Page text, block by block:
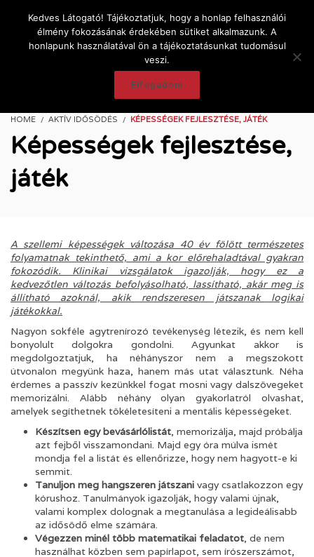
HOME AKTÍV IDŐSÖDÉS KÉPESSÉGEK FEJLESZTÉSE, JÁTÉK
Képességek fejlesztése,
játék
A szellemi képességek változása 40 év fölött természetes
folyamatnak tekinthető, ami a kor előrehaladtával gyakran
fokozódik. Klinikai vizsgálatok igazolják, hogy ez a
kedvezőtlen változás befolyásolható, lassítható, akár meg is
állítható azoknál, akik rendszeresen játszanak logikai
játékokkal.
Nagyon sokféle agytrenírozó tevékenység létezik, és nem kell
bonyolult dolgokra gondolni. Agyunkat akkor is
megdolgoztatjuk, ha néhányszor nem a megszokott
útvonalon megyünk haza, hanem más utat választunk. Néha
érdemes a passzív kezünkkel fogat mosni vagy dalszövegeket
memorizálni. Alább néhány olyan gyakorlatról olvashat,
amelyek segíthetnek tökéletesíteni a mentális képességeket.
Készítsen egy bevásárlólistát, memorizálja, majd próbálja
azt fejből visszamondani. Majd egy óra múlva ismét
mondja fel a listát és ellenőrizze, hogy nem hagyott-e ki
semmit.
Tanuljon meg hangszeren játszani vagy csatlakozzon egy
kórushoz. Tanulmányok igazolják, hogy valami újnak,
valami komplex dolognak a megtanulása a legideálisabb
az idősödő elme számára.
Végezzen minél több matematikai feladatot, de nem
használhat közben sem papírlapot, sem írószerszámot,
Kedves Látogató! Tájékoztatjuk, hogy a honlap felhasználói
élmény fokozásának érdekében sütiket alkalmazunk. A
honlapunk használatával ön a tájékoztatásunkat tudomásul
veszi.
Elfogadom